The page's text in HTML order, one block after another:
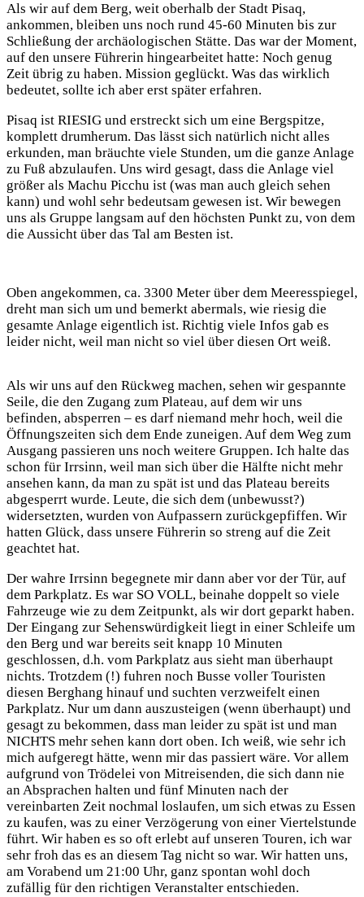
Als wir auf dem Berg, weit oberhalb der Stadt Pisaq,
ankommen, bleiben uns noch rund 45-60 Minuten bis zur
Schließung der archäologischen Stätte. Das war der Moment,
auf den unsere Führerin hingearbeitet hatte: Noch genug
Zeit übrig zu haben. Mission geglückt. Was das wirklich
bedeutet, sollte ich aber erst später erfahren.
Pisaq ist RIESIG und erstreckt sich um eine Bergspitze,
komplett drumherum. Das lässt sich natürlich nicht alles
erkunden, man bräuchte viele Stunden, um die ganze Anlage
zu Fuß abzulaufen. Uns wird gesagt, dass die Anlage viel
größer als Machu Picchu ist (was man auch gleich sehen
kann) und wohl sehr bedeutsam gewesen ist. Wir bewegen
uns als Gruppe langsam auf den höchsten Punkt zu, von dem
die Aussicht über das Tal am Besten ist.
Oben angekommen, ca. 3300 Meter über dem Meeresspiegel,
dreht man sich um und bemerkt abermals, wie riesig die
gesamte Anlage eigentlich ist. Richtig viele Infos gab es
leider nicht, weil man nicht so viel über diesen Ort weiß.
Als wir uns auf den Rückweg machen, sehen wir gespannte
Seile, die den Zugang zum Plateau, auf dem wir uns
befinden, absperren – es darf niemand mehr hoch, weil die
Öffnungszeiten sich dem Ende zuneigen. Auf dem Weg zum
Ausgang passieren uns noch weitere Gruppen. Ich halte das
schon für Irrsinn, weil man sich über die Hälfte nicht mehr
ansehen kann, da man zu spät ist und das Plateau bereits
abgesperrt wurde. Leute, die sich dem (unbewusst?)
widersetzten, wurden von Aufpassern zurückgepfiffen. Wir
hatten Glück, dass unsere Führerin so streng auf die Zeit
geachtet hat.
Der wahre Irrsinn begegnete mir dann aber vor der Tür, auf
dem Parkplatz. Es war SO VOLL, beinahe doppelt so viele
Fahrzeuge wie zu dem Zeitpunkt, als wir dort geparkt haben.
Der Eingang zur Sehenswürdigkeit liegt in einer Schleife um
den Berg und war bereits seit knapp 10 Minuten
geschlossen, d.h. vom Parkplatz aus sieht man überhaupt
nichts. Trotzdem (!) fuhren noch Busse voller Touristen
diesen Berghang hinauf und suchten verzweifelt einen
Parkplatz. Nur um dann auszusteigen (wenn überhaupt) und
gesagt zu bekommen, dass man leider zu spät ist und man
NICHTS mehr sehen kann dort oben. Ich weiß, wie sehr ich
mich aufgeregt hätte, wenn mir das passiert wäre. Vor allem
aufgrund von Trödelei von Mitreisenden, die sich dann nie
an Absprachen halten und fünf Minuten nach der
vereinbarten Zeit nochmal loslaufen, um sich etwas zu Essen
zu kaufen, was zu einer Verzögerung von einer Viertelstunde
führt. Wir haben es so oft erlebt auf unseren Touren, ich war
sehr froh das es an diesem Tag nicht so war. Wir hatten uns,
am Vorabend um 21:00 Uhr, ganz spontan wohl doch
zufällig für den richtigen Veranstalter entschieden.